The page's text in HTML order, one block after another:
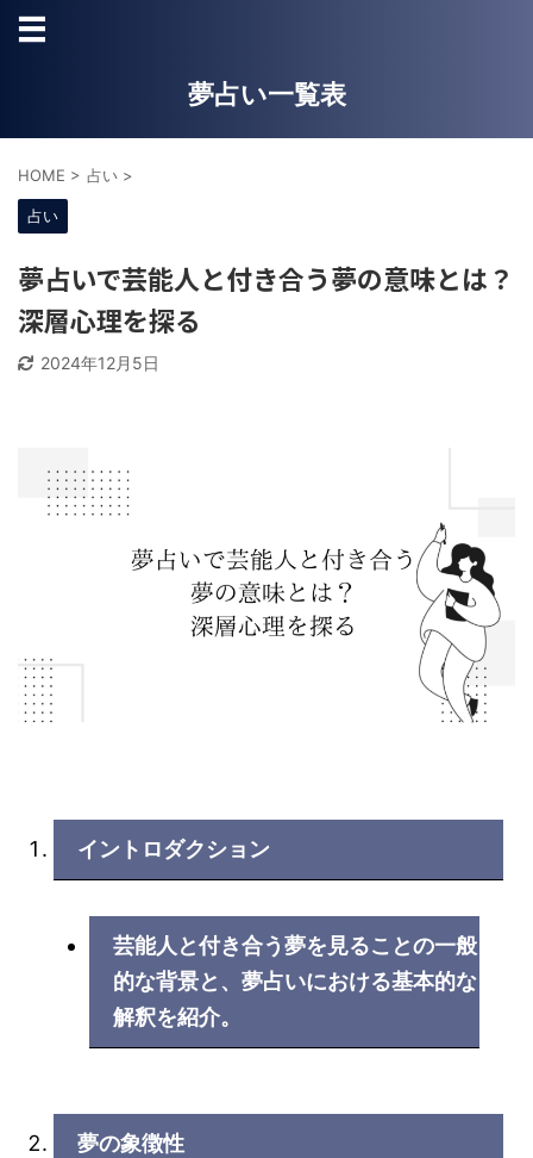
夢占い一覧表
HOME > 占い >
占い
夢占いで芸能人と付き合う夢の意味とは？
深層心理を探る
2024年12月5日
イントロダクション
芸能人と付き合う夢を見ることの一般
的な背景と、夢占いにおける基本的な
解釈を紹介。
夢の象徴性